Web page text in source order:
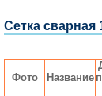
Сетка сварная
Фото Название